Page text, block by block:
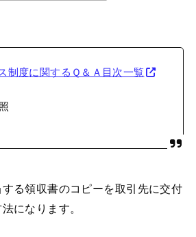
制度に関するＱ＆Ａ目次一覧
る領収書のコピーを取引先に交付
になります。